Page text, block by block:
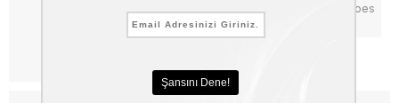
Critical Stock
Notify me when the price goes
down